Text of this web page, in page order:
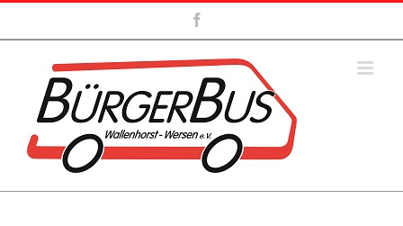
Zum
springen